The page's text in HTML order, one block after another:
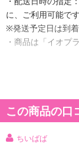
に、ご利用可能です
※発送予定日は到着
・商品は「イオプ
この商品の口
ちいばば